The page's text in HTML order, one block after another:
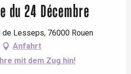
du 24 Décembre
de Lesseps, 76000 Rouen
Anfahrt
mit dem Zug hin!